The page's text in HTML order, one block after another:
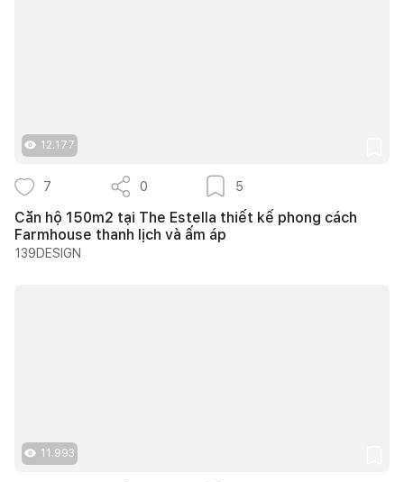
12.177
7 0 5
Căn hộ 150m2 tại The Estella thiết kế phong cách
Farmhouse thanh lịch và ấm áp
139DESIGN
11.993